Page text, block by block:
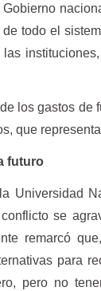
todo el
los gastos de
que
futuro
Universidad
se
remarcó
para
pero no